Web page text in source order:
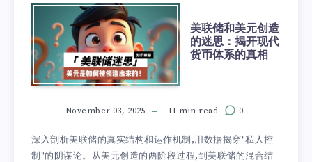
美联储和美元创造
的迷思：揭开现代
货币体系的真相
November 03, 2025 11 min read 0
深入剖析美联储的真实结构和运作机制,用数据揭穿"私人控
制"的阴谋论。从美元创造的两阶段过程,到美联储的混合结